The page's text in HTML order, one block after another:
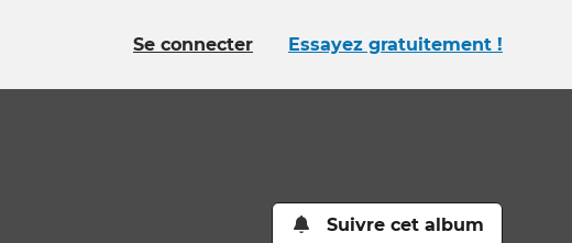
Se connecter Essayez gratuitement !
Suivre cet album